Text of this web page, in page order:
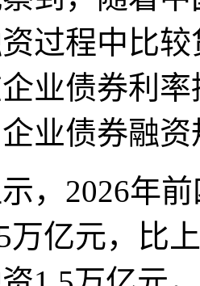
过程中比
业债券利
业债券融
2026年前
万亿元，比